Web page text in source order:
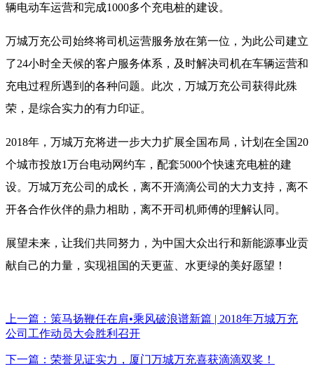
辆电动车运营和完成1000多个充电桩的建设。
万城万充公司始终将司机运营服务放在第一位，为此公司建立
了24小时全天候的客户服务体系，及时解决司机在车辆运营和
充电过程所遇到的各种问题。此次，万城万充公司获得此殊
荣，是综合实力的有力印证。
2018年，万城万充将进一步大力扩展全国布局，计划在全国20
个城市投放1万台电动网约车，配套5000个快速充电桩的建
设。万城万充公司的成长，离不开滴滴公司的大力支持，离不
开各合作伙伴的鼎力相助，离不开司机师傅的理解认同。
展望未来，让我们共同努力，为中国大众出行和新能源事业贡
献自己的力量，实现祖国的天更蓝、水更绿的美好愿望！
上一篇：策马扬鞭任在肩•乘风破浪谱新篇 | 2018年万城万充
公司工作动员大会胜利召开
下一篇：荣誉见证实力，厦门万城万充喜获滴滴双奖！